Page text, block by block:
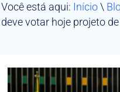
Você está aqui: Início\
deve votar hoje projeto